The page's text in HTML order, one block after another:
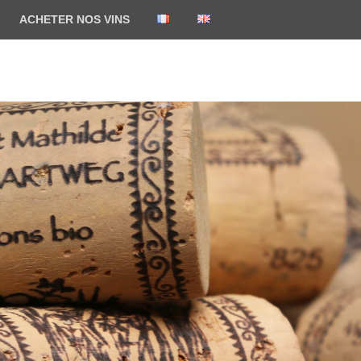
ACHETER NOS VINS